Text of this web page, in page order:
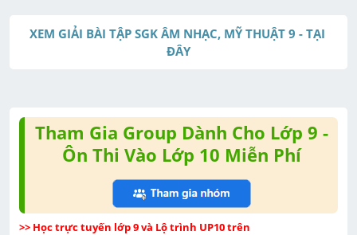
t
XEM GIẢI BÀI TẬP SGK ÂM NHẠC, MỸ THUẬT 9 - TẠI
ĐÂY
Tham Gia Group Dành Cho Lớp 9 -
Ôn Thi Vào Lớp 10 Miễn Phí
>> Học trực tuyến lớp 9 và Lộ trình UP10 trên